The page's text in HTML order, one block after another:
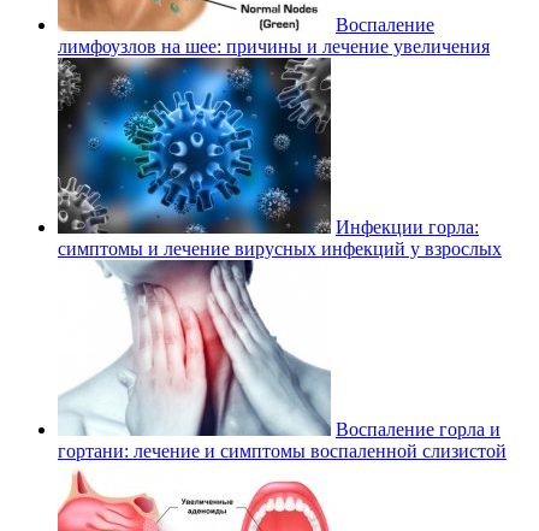
Воспаление
лимфоузлов на шее: причины и лечение увеличения
Инфекции горла:
симптомы и лечение вирусных инфекций у взрослых
Воспаление горла и
гортани: лечение и симптомы воспаленной слизистой